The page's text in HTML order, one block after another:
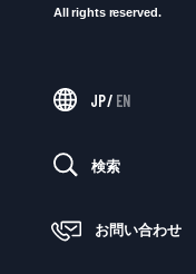
All rights reserved.
JP/ EN
検索
お問い合わせ